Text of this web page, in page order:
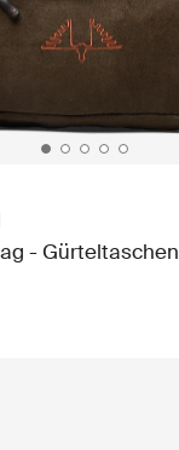
- Gürteltaschen